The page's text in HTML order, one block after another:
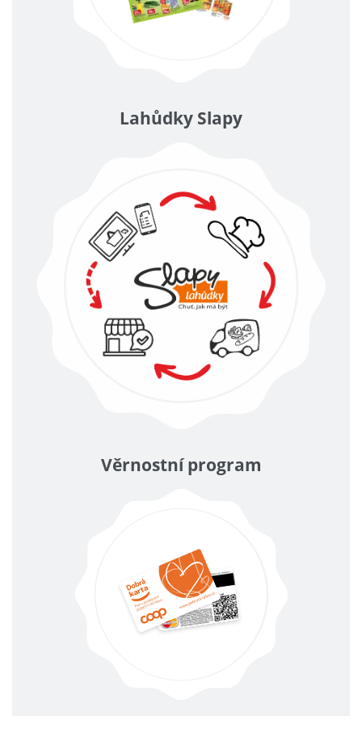
Lahůdky Slapy
Věrnostní program